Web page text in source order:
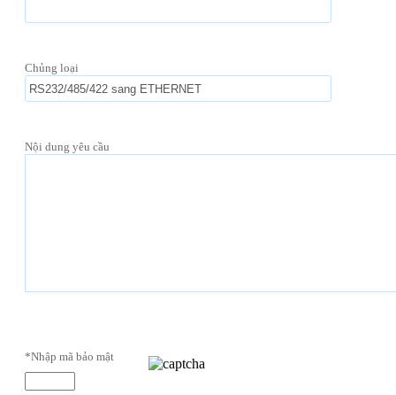
Chủng loại
Nội dung yêu cầu
*Nhập mã bảo mật